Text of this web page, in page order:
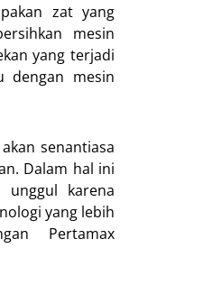
zat yang
mesin
yang terjadi
dengan mesin
senantiasa
Dalam hal ini
karena
yang lebih
Pertamax